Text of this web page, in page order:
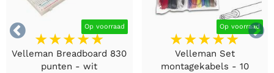

 Op voorraad
Velleman Breadboard 830
punten - wit
Op voorraad
Velleman Set
montagekabels - 10